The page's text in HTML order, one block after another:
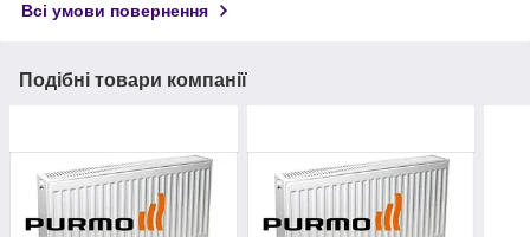
Всі умови повернення
Подібні товари компанії